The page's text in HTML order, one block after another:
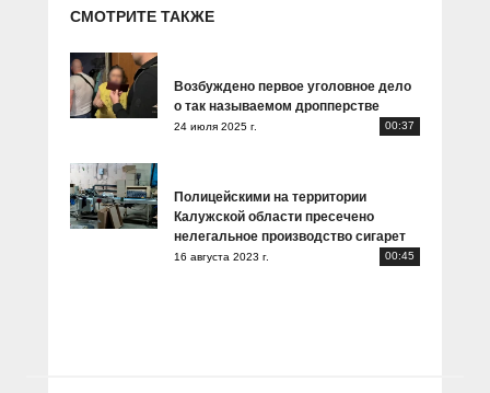
СМОТРИТЕ ТАКЖЕ
Возбуждено первое уголовное дело
о так называемом дропперстве
24 июля 2025 г. 00:37
Полицейскими на территории
Калужской области пресечено
нелегальное производство сигарет
16 августа 2023 г. 00:45